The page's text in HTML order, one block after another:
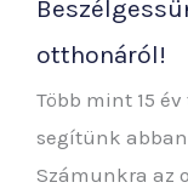
otthonáról!
Több mint 15
segítünk
Számunkra az